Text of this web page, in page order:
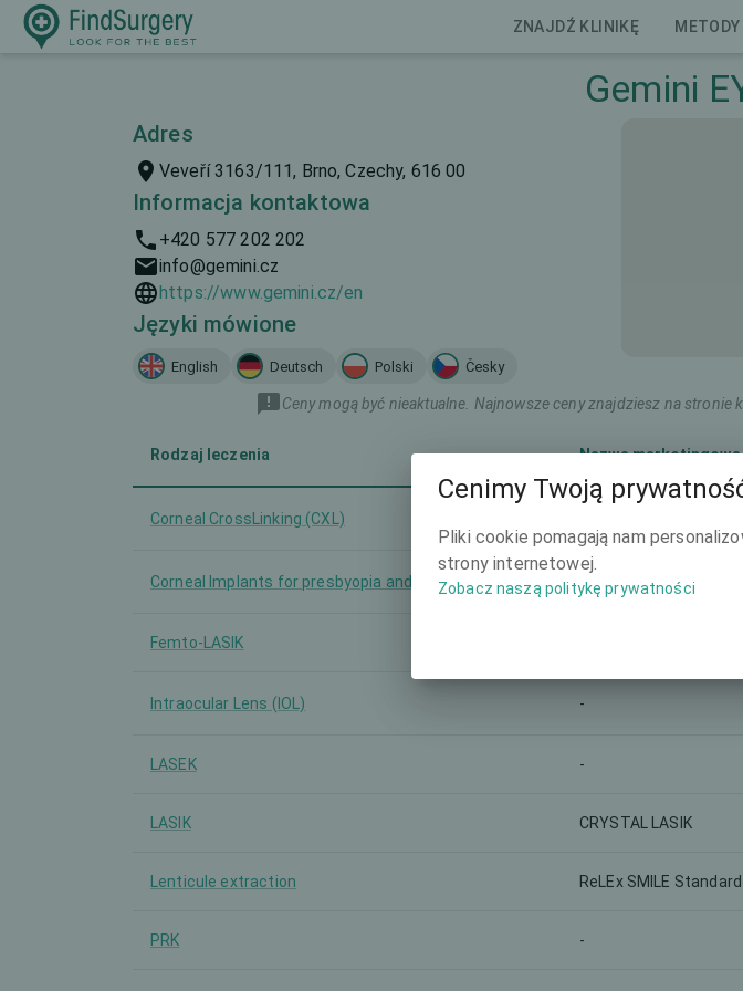
ZNAJDŹ KLINIKĘ
Gemini
Adres
Veveří 3163/111, Brno, Czechy, 616 00
Informacja kontaktowa
+420 577 202 202
info@gemini.cz
https://www.gemini.cz/en
Języki mówione
English Deutsch Polski Česky
Ceny mogą być nieaktualne. Najnowsze ceny znajdziesz na stronie
Rodzaj leczenia Nazwa marketingowa
Corneal CrossLinking (CXL)
Corneal Implants for presbyopia and for other Presbyopia correction
Femto-LASIK
Intraocular Lens (IOL) -
LASEK -
LASIK CRYSTAL LASIK
Lenticule extraction ReLEx SMILE Standard
PRK -
Cenimy Twoją
Pliki cookie pomagają nam
strony internetowej.
Zobacz naszą politykę prywatności